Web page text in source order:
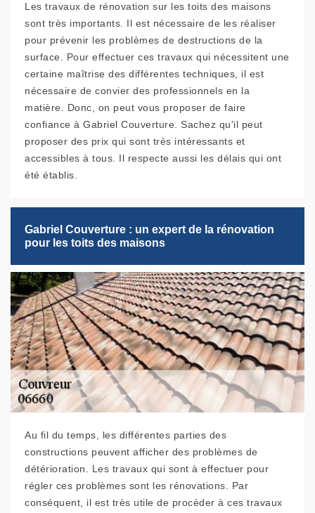
Les travaux de rénovation sur les toits des maisons
sont très importants. Il est nécessaire de les réaliser
pour prévenir les problèmes de destructions de la
surface. Pour effectuer ces travaux qui nécessitent une
certaine maîtrise des différentes techniques, il est
nécessaire de convier des professionnels en la
matière. Donc, on peut vous proposer de faire
confiance à Gabriel Couverture. Sachez qu'il peut
proposer des prix qui sont très intéressants et
accessibles à tous. Il respecte aussi les délais qui ont
été établis.
Gabriel Couverture : un expert de la rénovation
pour les toits des maisons
Au fil du temps, les différentes parties des
constructions peuvent afficher des problèmes de
détérioration. Les travaux qui sont à effectuer pour
régler ces problèmes sont les rénovations. Par
conséquent, il est très utile de procéder à ces travaux